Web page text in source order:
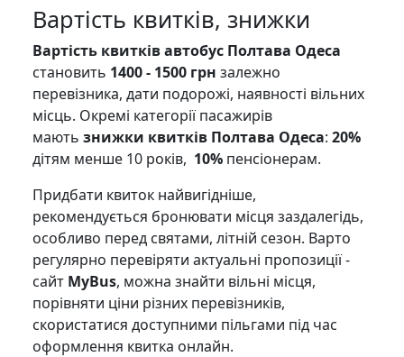
Вартість квитків, знижки
Вартість квитків автобус Полтава Одеса
становить 1400 - 1500 грн залежно
перевізника, дати подорожі, наявності вільних
місць. Окремі категорії пасажирів
мають знижки квитків Полтава Одеса: 20%
дітям менше 10 років, 10% пенсіонерам.
Придбати квиток найвигідніше,
рекомендується бронювати місця заздалегідь,
особливо перед святами, літній сезон. Варто
регулярно перевіряти актуальні пропозиції -
сайт MyBus, можна знайти вільні місця,
порівняти ціни різних перевізників,
скористатися доступними пільгами під час
оформлення квитка онлайн.